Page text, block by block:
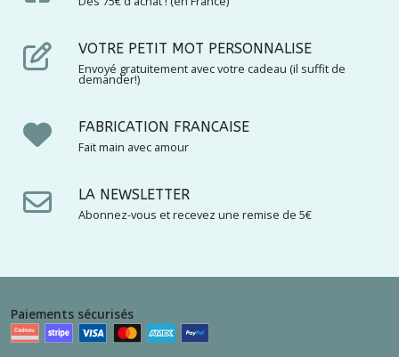
VOTRE PETIT MOT PERSONNALISE
Envoyé gratuitement avec votre cadeau (il suffit de
demander!)
FABRICATION FRANCAISE
Fait main avec amour
LA NEWSLETTER
Abonnez-vous et recevez une remise de 5€
bandeaux
(2)
les
chaussons
les
snoods
Paiements sécurisés